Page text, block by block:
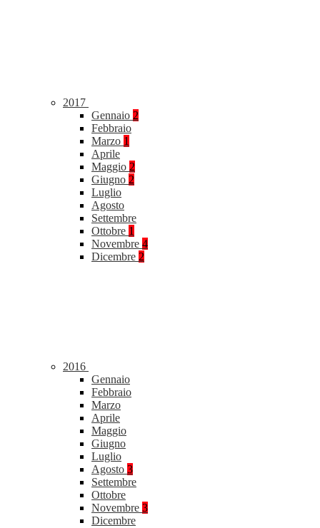
2017
Gennaio 2
Febbraio
Marzo 1
Aprile
Maggio 2
Giugno 2
Luglio
Agosto
Settembre
Ottobre 1
Novembre 4
Dicembre 2
2016
Gennaio
Febbraio
Marzo
Aprile
Maggio
Giugno
Luglio
Agosto 3
Settembre
Ottobre
Novembre 3
Dicembre